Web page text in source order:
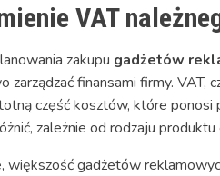
VAT
zakupu gadżetów
zarządzać finansami firmy.
część kosztów, które
zależnie od rodzaju produktu
większość gadżetów